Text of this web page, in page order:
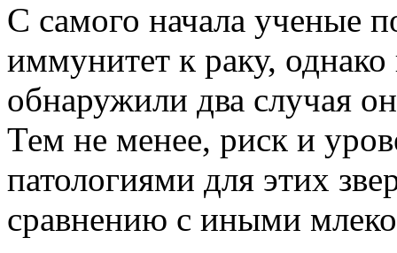
С самого начала ученые
иммунитет к раку, однако
обнаружили два случая
Тем не менее, риск и
патологиями для этих
сравнению с иными